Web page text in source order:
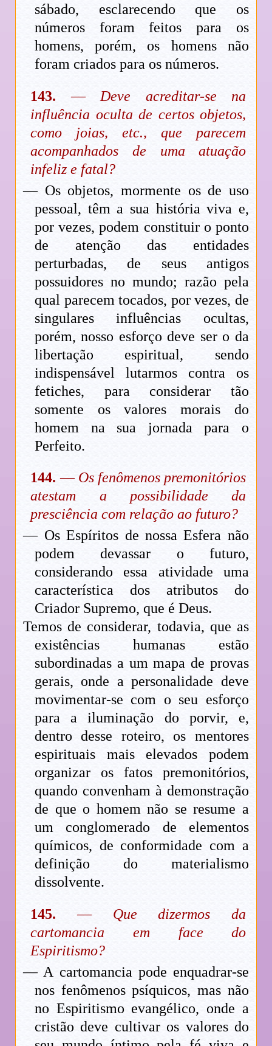
sábado, esclarecendo que os
números foram feitos para os
homens, porém, os homens não
foram criados para os números.
143. — Deve acreditar-se na
influência oculta de certos objetos,
como joias, etc., que parecem
acompanhados de uma atuação
infeliz e fatal?
— Os objetos, mormente os de uso
pessoal, têm a sua história viva e,
por vezes, podem constituir o ponto
de atenção das entidades
perturbadas, de seus antigos
possuidores no mundo; razão pela
qual parecem tocados, por vezes, de
singulares influências ocultas,
porém, nosso esforço deve ser o da
libertação espiritual, sendo
indispensável lutarmos contra os
fetiches, para considerar tão
somente os valores morais do
homem na sua jornada para o
Perfeito.
144. — Os fenômenos premonitórios
atestam a possibilidade da
presciência com relação ao futuro?
— Os Espíritos de nossa Esfera não
podem devassar o futuro,
considerando essa atividade uma
característica dos atributos do
Criador Supremo, que é Deus.
Temos de considerar, todavia, que as
existências humanas estão
subordinadas a um mapa de provas
gerais, onde a personalidade deve
movimentar-se com o seu esforço
para a iluminação do porvir, e,
dentro desse roteiro, os mentores
espirituais mais elevados podem
organizar os fatos premonitórios,
quando convenham à demonstração
de que o homem não se resume a
um conglomerado de elementos
químicos, de conformidade com a
definição do materialismo
dissolvente.
145. — Que dizermos da
cartomancia em face do
Espiritismo?
— A cartomancia pode enquadrar-se
nos fenômenos psíquicos, mas não
no Espiritismo evangélico, onde a
cristão deve cultivar os valores do